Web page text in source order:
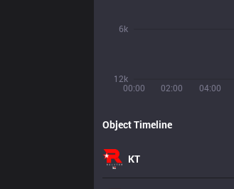
00:00 02:00 04:00
12k
6k
Object Timeline
KT